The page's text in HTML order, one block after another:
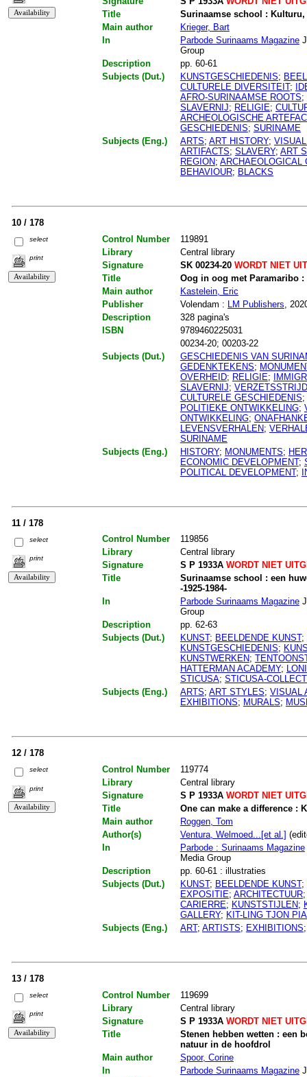
Title
Surinaamse school :
Main author
Krieger, Bart
In
Parbode Surinaams Magazine
Group
Description
pp. 60-61
Subjects (Dut.)
KUNSTGESCHIEDENIS;
CULTURELE DIVERSITEIT;
AFRO-SURINAAMSE ROOTS;
SLAVERNIJ; RELIGIE;
ARCHEOLOGISCHE
GESCHIEDENIS; SURINAME
Subjects (Eng.)
ARTS; ART HISTORY;
ARTIFACTS; SLAVERY; ART
REGION; ARCHAEOLOGICAL
BEHAVIOUR; BLACKS
10 / 178
select
print
Control Number
119891
Library
Central library
Signature
SK 00234-20WORDT NIET
Title
Oog in oog met Paramaribo
Main author
Kastelein, Eric
Publisher
Volendam : LM Publishers ,
Description
328 pagina's
ISBN
9789460225031
00234-20; 00203-22
Subjects (Dut.)
GESCHIEDENIS VAN
GEDENKTEKENS;
OVERHEID; RELIGIE;
SLAVERNIJ;
CULTURELE GESCHIEDENIS;
POLITIEKE ONTWIKKELING;
ONTWIKKELING;
LEVENSVERHALEN;
SURINAME
Subjects (Eng.)
HISTORY; MONUMENTS;
ECONOMIC DEVELOPMENT;
POLITICAL DEVELOPMENT;
11 / 178
select
print
Control Number
119856
Library
Central library
Signature
S P 1933AWORDT NIET
Title
Surinaamse school : een
-1925-1984-
In
Parbode Surinaams Magazine
Group
Description
pp. 62-63
Subjects (Dut.)
KUNST; BEELDENDE KUNST;
KUNSTGESCHIEDENIS;
KUNSTWERKEN;
HATTERMAN ACADEMY;
STICUSA; STICUSA-
Subjects (Eng.)
ARTS; ART STYLES; VISUAL
EXHIBITIONS; MURALS;
12 / 178
select
print
Control Number
119774
Library
Central library
Signature
S P 1933AWORDT NIET
Title
One can make a difference :
Main author
Roggen, Tom
Author(s)
Ventura, Welmoed...[et al.]
In
Parbode : Surinaams Magazine
Media Group
Description
pp. 60-61 : illustraties
Subjects (Dut.)
KUNST; BEELDENDE KUNST;
EXPOSITIE; ARCHITECTUUR
CARIERRE; KUNSTSTIJLEN;
GALLERY; KIT-LING TJON
Subjects (Eng.)
ART; ARTISTS; EXHIBITIONS
13 / 178
select
print
Control Number
119699
Library
Central library
Signature
S P 1933AWORDT NIET
Title
Stenen hebben wetten : een
natuur in de hoofdrol
Main author
Spoor, Corine
In
Parbode Surinaams Magazine